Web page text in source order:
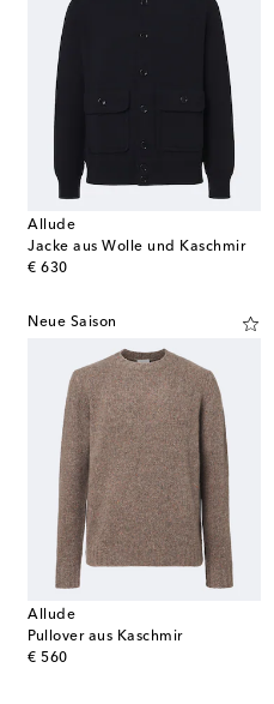
Allude
Jacke aus Wolle und Kaschmir
€ 630
original price
Neue Saison
Allude
Pullover aus Kaschmir
€ 560
original price